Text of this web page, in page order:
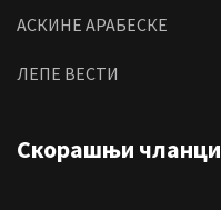
АСКИНЕ АРАБЕСКЕ
ЛЕПЕ ВЕСТИ
Скорашњи чланци